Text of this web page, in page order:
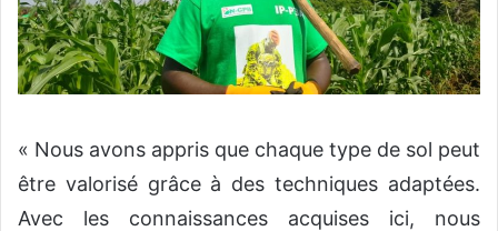
« Nous avons appris que chaque type de sol peut
être valorisé grâce à des techniques adaptées.
Avec les connaissances acquises ici, nous